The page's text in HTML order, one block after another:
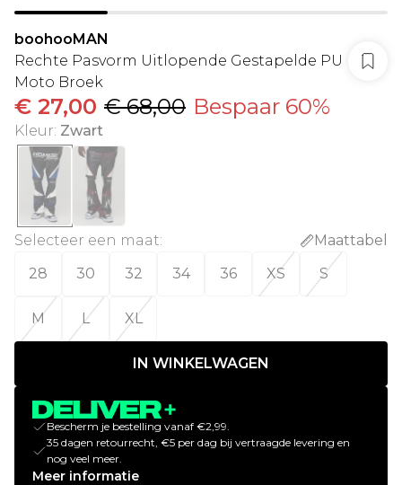
boohooMAN
Rechte Pasvorm Uitlopende Gestapelde PU
Moto Broek
€ 27,00 € 68,00 Bespaar 60%
Kleur: Zwart
Selecteer een maat:
Maattabel
28
30 32 34 36 XS S
M L XL
IN WINKELWAGEN
Bescherm je bestelling vanaf €2,99.
35 dagen retourrecht, €5 per dag bij vertraagde levering en
nog veel meer.
Meer informatie